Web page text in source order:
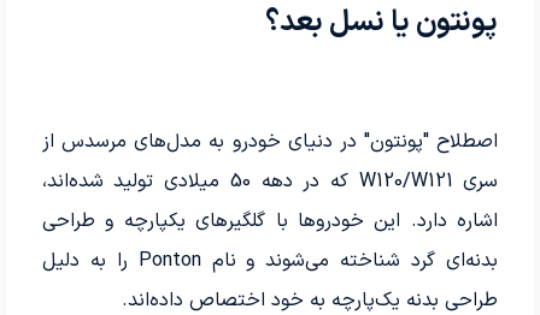
پونتون یا نسل بعد؟
اصطلاح "پونتون" در دنیای خودرو به مدل‌های مرسدس از
سری W120/W121 که در دهه 50 میلادی تولید شده‌اند،
اشاره دارد. این خودروها با گلگیرهای یکپارچه و طراحی
بدنه‌ای گرد شناخته می‌شوند و نام Ponton را به دلیل
طراحی بدنه یک‌پارچه به خود اختصاص داده‌اند.